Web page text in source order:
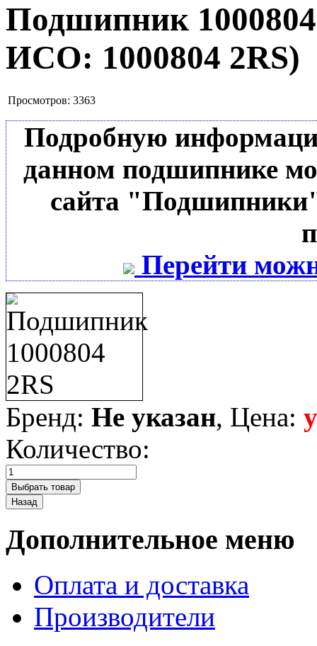
Подшипник
ИСО: 1000804 2RS)
Просмотров: 3363
Подробную
данном подшипнике
сайта
Перейти
Бренд: Не указан, Цена:
Количество:
Дополнительное меню
Оплата и доставка
Производители